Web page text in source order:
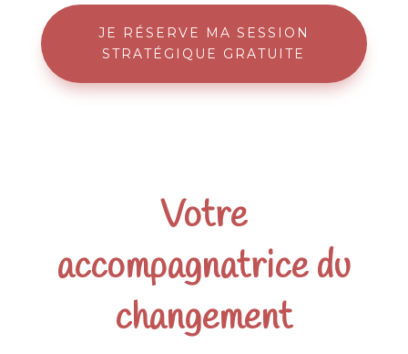
JE RÉSERVE MA SESSION
STRATÉGIQUE GRATUITE
Votre
accompagnatrice du
changement